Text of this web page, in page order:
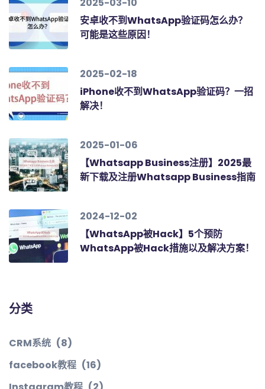
安卓收不到WhatsApp验证码怎么办？
可能是这些原因！
2025-02-18
iPhone收不到WhatsApp验证码？一招
解决！
2025-01-06
【Whatsapp Business注册】2025最
新下载及注册Whatsapp Business指南
2024-12-02
【WhatsApp被Hack】5个预防
WhatsApp被Hack措施以及解决方案！
分类
CRM系统 (8)
facebook教程 (16)